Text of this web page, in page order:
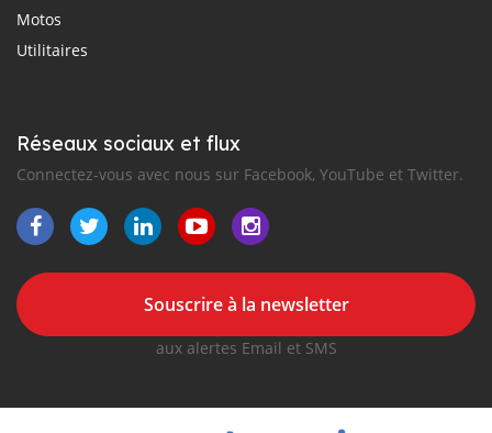
Motos
Utilitaires
Réseaux sociaux et flux
Connectez-vous avec nous sur Facebook, YouTube et Twitter.
Souscrire à la newsletter
aux alertes Email et SMS